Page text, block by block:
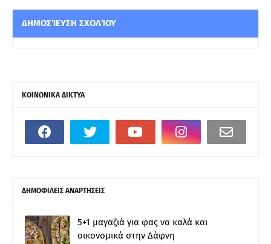
ΔΗΜΟΣΊΕΥΣΗ ΣΧΟΛΊΟΥ
ΚΟΙΝΩΝΙΚΑ ΔΙΚΤΥΑ
ΔΗΜΟΦΙΛΕΙΣ ΑΝΑΡΤΗΣΕΙΣ
5+1 μαγαζιά για φας να καλά και
οικονομικά στην Δάφνη